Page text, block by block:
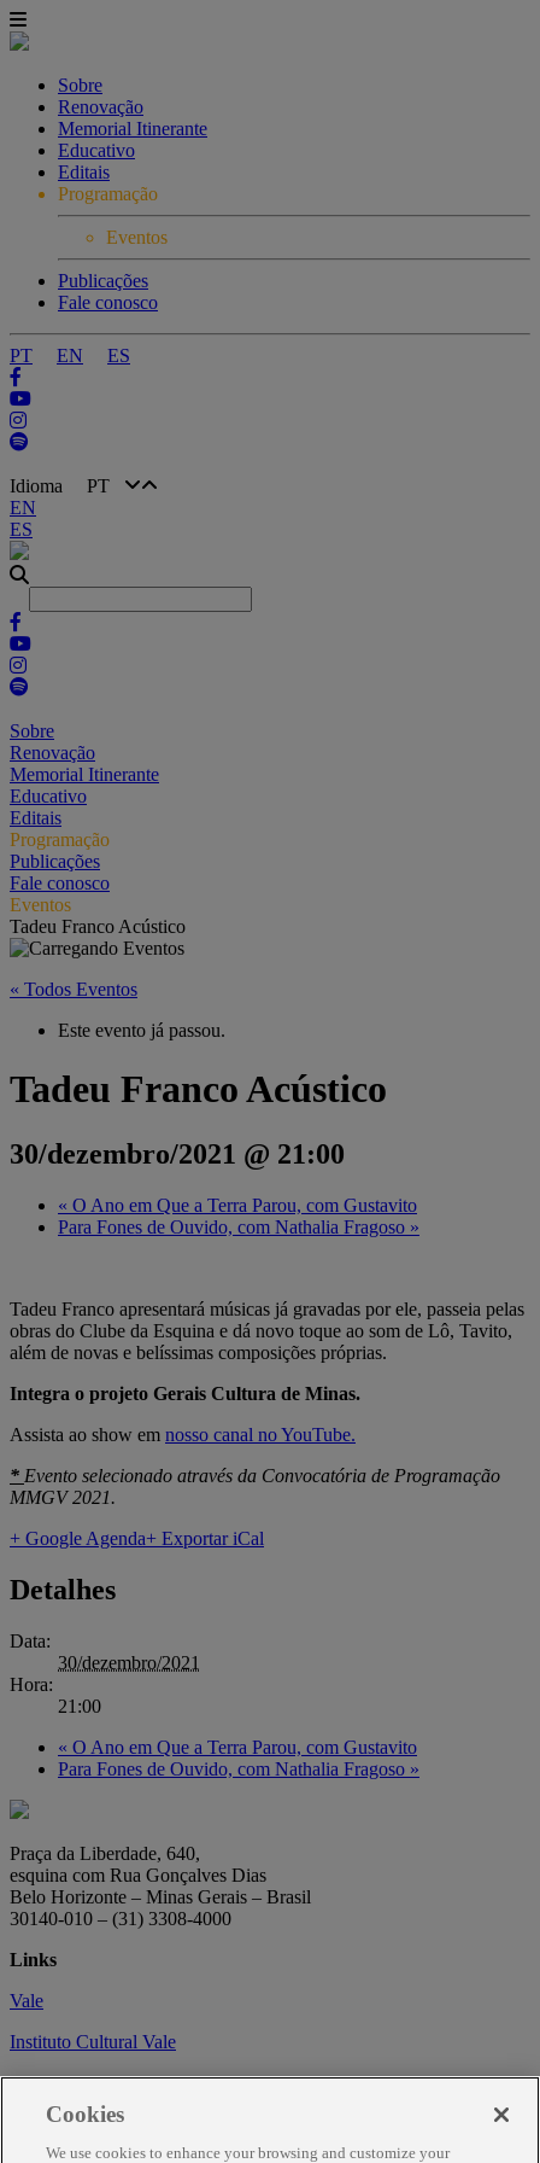
Sobre
Renovação
Memorial Itinerante
Educativo
Editais
Programação
Eventos
Publicações
Fale conosco
PT EN ES
Idioma PT
EN
ES
Sobre
Renovação
Memorial Itinerante
Educativo
Editais
Programação
Publicações
Fale conosco
Eventos
Tadeu Franco Acústico
« Todos Eventos
Este evento já passou.
Tadeu Franco Acústico
30/dezembro/2021 @ 21:00
« O Ano em Que a Terra Parou, com Gustavito
Para Fones de Ouvido, com Nathalia Fragoso »
Tadeu Franco apresentará músicas já gravadas por ele, passeia pelas
obras do Clube da Esquina e dá novo toque ao som de Lô, Tavito,
além de novas e belíssimas composições próprias.
Integra o projeto Gerais Cultura de Minas.
Assista ao show em nosso canal no YouTube.
* Evento selecionado através da Convocatória de Programação
MMGV 2021.
+ Google Agenda+ Exportar iCal
Detalhes
Data:
30/dezembro/2021
Hora:
21:00
« O Ano em Que a Terra Parou, com Gustavito
Para Fones de Ouvido, com Nathalia Fragoso »
Praça da Liberdade, 640,
esquina com Rua Gonçalves Dias
Belo Horizonte – Minas Gerais – Brasil
30140-010 – (31) 3308-4000
Links
Vale
Instituto Cultural Vale
Circuito Cultural
Trabalhe conosco
Cookies
We use cookies to enhance your browsing and customize your